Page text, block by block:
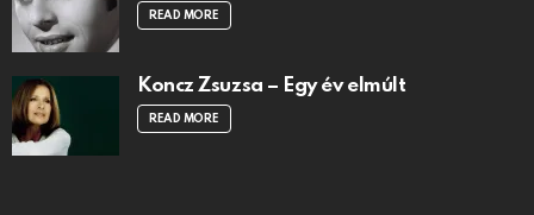
READ MORE
Koncz Zsuzsa – Egy év elmúlt
READ MORE